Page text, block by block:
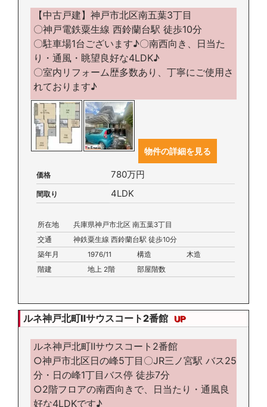
【中古戸建】神戸市北区南五葉3丁目
〇神戸電鉄粟生線 西鈴蘭台駅 徒歩10分
〇駐車場1台ございます♪〇南西向き、日当た
り・通風・眺望良好な4LDK♪
〇室内リフォーム歴多数あり、丁寧にご使用さ
れております♪
物件の詳細を見る
価格 780万円
間取り 4LDK
所在地
兵庫県神戸市北区 南五葉3丁目
交通
神鉄粟生線 西鈴蘭台駅 徒歩10分
築年月
1976/11 構造
木造
階建
地上 2階 部屋階数
ルネ神戸北町Ⅱサウスコート2番館 UP
ルネ神戸北町Ⅱサウスコート2番館
○神戸市北区日の峰5丁目〇JR三ノ宮駅 バス25
分・日の峰1丁目バス停 徒歩7分
○2階フロアの南西向きで、日当たり・通風良
好な4LDKです♪